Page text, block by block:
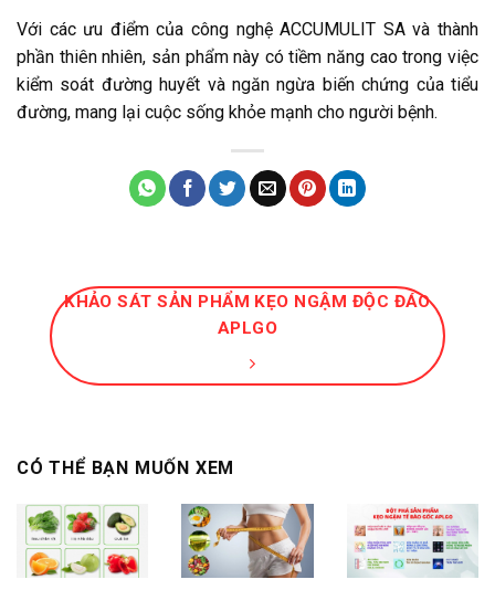
Với các ưu điểm của công nghệ ACCUMULIT SA và thành
phần thiên nhiên, sản phẩm này có tiềm năng cao trong việc
kiểm soát đường huyết và ngăn ngừa biến chứng của tiểu
đường, mang lại cuộc sống khỏe mạnh cho người bệnh.
KHẢO SÁT SẢN PHẨM KẸO NGẬM ĐỘC ĐÁO
APLGO
CÓ THỂ BẠN MUỐN XEM